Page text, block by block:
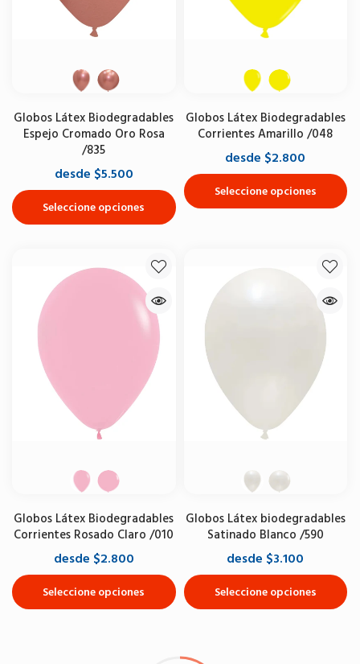
Globos Látex Biodegradables
Espejo Cromado Oro Rosa
/835
desde $5.500
Seleccione opciones
Globos Látex Biodegradables
Corrientes Amarillo /048
desde $2.800
Seleccione opciones
Globos Látex Biodegradables
Corrientes Rosado Claro /010
desde $2.800
Seleccione opciones
Globos Látex biodegradables
Satinado Blanco /590
desde $3.100
Seleccione opciones